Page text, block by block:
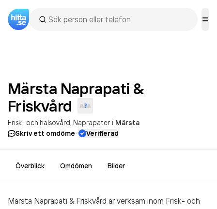
Märsta Naprapati &
Friskvård
Frisk- och hälsovård Naprapater i Märsta
Skriv ett omdöme· Verifierad
Överblick Omdömen Bilder
Märsta Naprapati & Friskvård är verksam inom Frisk- och